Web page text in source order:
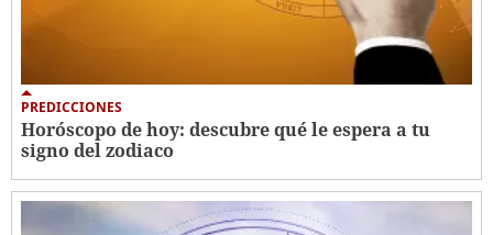
PREDICCIONES
Horóscopo de hoy: descubre qué le espera a tu
signo del zodiaco